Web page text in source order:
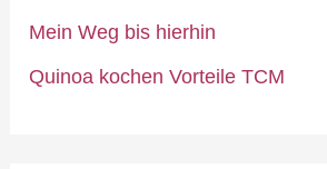
Mein Weg bis hierhin
Quinoa kochen Vorteile TCM